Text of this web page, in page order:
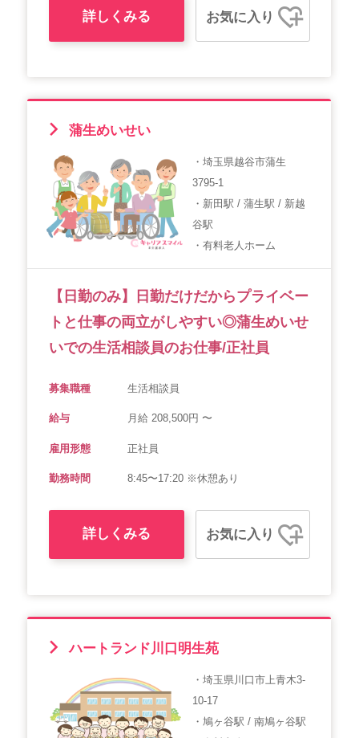
詳しくみる お気に入り
蒲生めいせい
・埼玉県越谷市蒲生
3795-1
・新田駅 / 蒲生駅 / 新越
谷駅
・有料老人ホーム
【日勤のみ】日勤だけだからプライベー
トと仕事の両立がしやすい◎蒲生めいせ
いでの生活相談員のお仕事/正社員
募集職種 生活相談員
給与 月給 208,500円 〜
雇用形態 正社員
勤務時間 8:45〜17:20 ※休憩あり
詳しくみる お気に入り
ハートランド川口明生苑
・埼玉県川口市上青木3-
10-17
・鳩ヶ谷駅 / 南鳩ヶ谷駅